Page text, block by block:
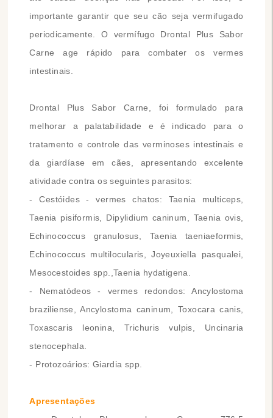
importante garantir que seu cão seja vermifugado
periodicamente. O vermífugo Drontal Plus Sabor
Carne age rápido para combater os vermes
intestinais.
Drontal Plus Sabor Carne, foi formulado para
melhorar a palatabilidade e é indicado para o
tratamento e controle das verminoses intestinais e
da giardíase em cães, apresentando excelente
atividade contra os seguintes parasitos:
- Cestóides - vermes chatos: Taenia multiceps,
Taenia pisiformis, Dipylidium caninum, Taenia ovis,
Echinococcus granulosus, Taenia taeniaeformis,
Echinococcus multilocularis, Joyeuxiella pasqualei,
Mesocestoides spp.,Taenia hydatigena.
- Nematódeos - vermes redondos: Ancylostoma
braziliense, Ancylostoma caninum, Toxocara canis,
Toxascaris leonina, Trichuris vulpis, Uncinaria
stenocephala.
- Protozoários: Giardia spp.
Apresentações